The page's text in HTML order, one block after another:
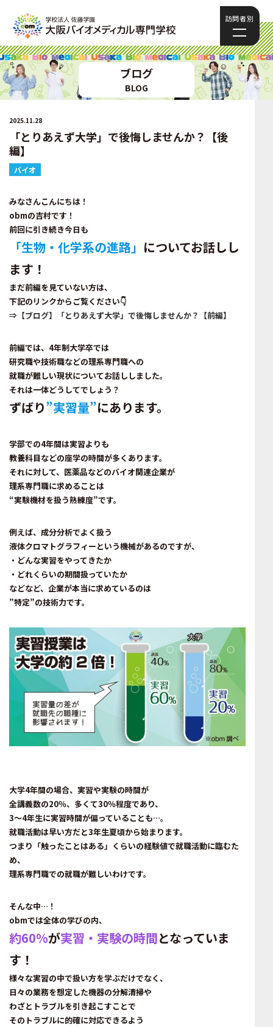
訪問者別
ブログ
BLOG
2025.11.28
「とりあえず大学」で後悔しませんか？【後
編】
バイオ
みなさんこんにちは！
obmの吉村です！
前回に引き続き今日も
「生物・化学系の進路」 についてお話しし
ます！
まだ前編を見ていない方は、
下記のリンクからご覧ください👇
⇒【ブログ】「とりあえず大学」で後悔しませんか？【前編】
前編では、4年制大学卒では
研究職や技術職などの理系専門職への
就職が難しい現状についてお話ししました。
それは一体どうしてでしょう？
ずばり”実習量”にあります。
学部での4年間は実習よりも
教養科目などの座学の時間が多くあります。
それに対して、医薬品などのバイオ関連企業が
理系専門職に求めることは
“実験機材を扱う熟練度”です。
例えば、成分分析でよく扱う
液体クロマトグラフィーという機械があるのですが、
・どんな実習をやってきたか
・どれくらいの期間扱っていたか
などなど、企業が本当に求めているのは
”特定”の技術力です。
大学4年間の場合、実習や実験の時間が
全講義数の20％、多くて30％程度であり、
3～4年生に実習時間が偏っていることも…。
就職活動は早い方だと3年生夏頃から始まります。
つまり「触ったことはある」くらいの経験値で就職活動に臨むた
め、
理系専門職での就職が難しいわけです。
そんな中…！
obmでは全体の学びの内、
約60%が実習・実験の時間となっていま
す！
様々な実習の中で扱い方を学ぶだけでなく、
日々の業務を想定した機器の分解清掃や
わざとトラブルを引き起こすことで
そのトラブルに的確に対応できるよう